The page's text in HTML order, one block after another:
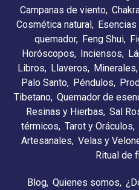
Campanas de viento
Cosmética natural
quemador
Feng Shui
Horóscopos
Inciensos
Libros
Llaveros Minerales
Palo Santo Péndulos
Tibetano Quemador de
Resinas y Hierbas Sal
térmicos Tarot y Oráculos
Artesanales Velas y
Ritual de
Blog Quienes somos